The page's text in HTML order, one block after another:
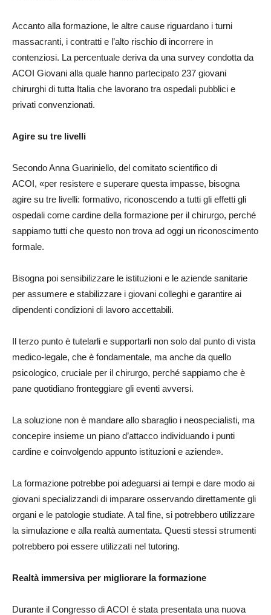
Accanto alla formazione, le altre cause riguardano i turni
massacranti, i contratti e l’alto rischio di incorrere in
contenziosi. La percentuale deriva da una survey condotta da
ACOI Giovani alla quale hanno partecipato 237 giovani
chirurghi di tutta Italia che lavorano tra ospedali pubblici e
privati convenzionati.
Agire su tre livelli
Secondo Anna Guariniello, del comitato scientifico di
ACOI, «per resistere e superare questa impasse, bisogna
agire su tre livelli: formativo, riconoscendo a tutti gli effetti gli
ospedali come cardine della formazione per il chirurgo, perché
sappiamo tutti che questo non trova ad oggi un riconoscimento
formale.
Bisogna poi sensibilizzare le istituzioni e le aziende sanitarie
per assumere e stabilizzare i giovani colleghi e garantire ai
dipendenti condizioni di lavoro accettabili.
Il terzo punto è tutelarli e supportarli non solo dal punto di vista
medico-legale, che è fondamentale, ma anche da quello
psicologico, cruciale per il chirurgo, perché sappiamo che è
pane quotidiano fronteggiare gli eventi avversi.
La soluzione non è mandare allo sbaraglio i neospecialisti, ma
concepire insieme un piano d’attacco individuando i punti
cardine e coinvolgendo appunto istituzioni e aziende».
La formazione potrebbe poi adeguarsi ai tempi e dare modo ai
giovani specializzandi di imparare osservando direttamente gli
organi e le patologie studiate. A tal fine, si potrebbero utilizzare
la simulazione e alla realtà aumentata. Questi stessi strumenti
potrebbero poi essere utilizzati nel tutoring.
Realtà immersiva per migliorare la formazione
Durante il Congresso di ACOI è stata presentata una nuova